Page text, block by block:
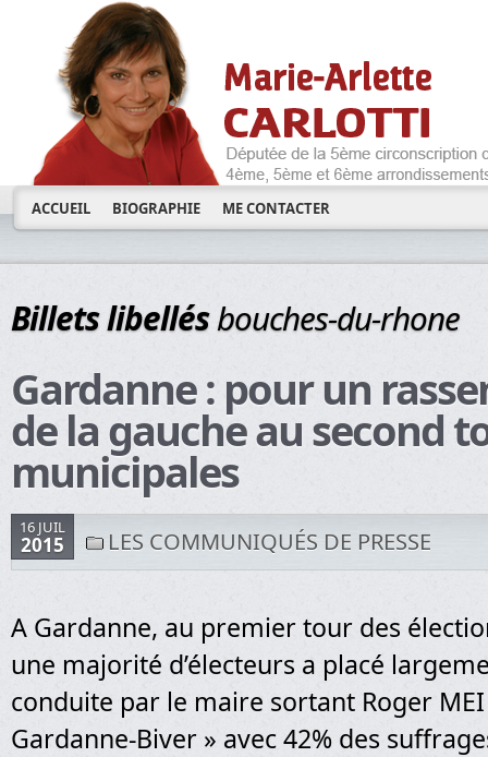
ACCUEIL BIOGRAPHIE ME CONTACTER
Billets libellésbouches-du-rhone
Gardanne : pour un
de la gauche au second
municipales
16 JUIL
2015 LES COMMUNIQUÉS DE PRESSE
A Gardanne, au premier tour des
une majorité d’électeurs a placé
conduite par le maire sortant Roger MEI
Gardanne-Biver » avec 42% des